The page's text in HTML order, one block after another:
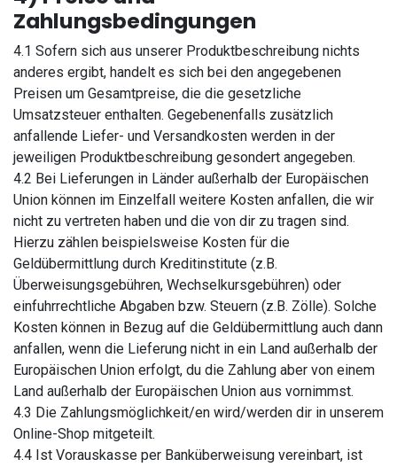
Zahlungsbedingungen
4.1 Sofern sich aus unserer Produktbeschreibung nichts
anderes ergibt, handelt es sich bei den angegebenen
Preisen um Gesamtpreise, die die gesetzliche
Umsatzsteuer enthalten. Gegebenenfalls zusätzlich
anfallende Liefer- und Versandkosten werden in der
jeweiligen Produktbeschreibung gesondert angegeben.
4.2 Bei Lieferungen in Länder außerhalb der Europäischen
Union können im Einzelfall weitere Kosten anfallen, die wir
nicht zu vertreten haben und die von dir zu tragen sind.
Hierzu zählen beispielsweise Kosten für die
Geldübermittlung durch Kreditinstitute (z.B.
Überweisungsgebühren, Wechselkursgebühren) oder
einfuhrrechtliche Abgaben bzw. Steuern (z.B. Zölle). Solche
Kosten können in Bezug auf die Geldübermittlung auch dann
anfallen, wenn die Lieferung nicht in ein Land außerhalb der
Europäischen Union erfolgt, du die Zahlung aber von einem
Land außerhalb der Europäischen Union aus vornimmst.
4.3 Die Zahlungsmöglichkeit/en wird/werden dir in unserem
Online-Shop mitgeteilt.
4.4 Ist Vorauskasse per Banküberweisung vereinbart, ist